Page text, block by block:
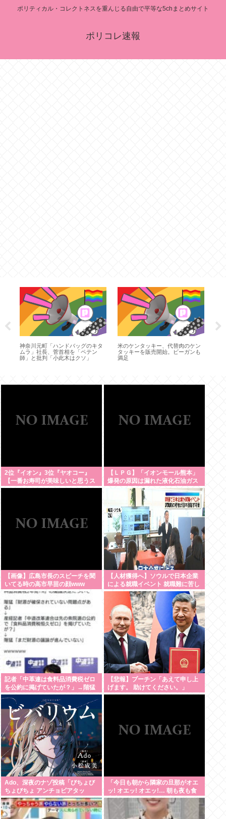
ポリティカル・コレクトネスを重んじる自由で平等な5chまとめサイト
ポリコレ速報
神奈川元町「ハンドバッグのキタ
ムラ」社長、菅首相を「ペテン
師」と批判「小此木はクソ」
米のケンタッキー、代替肉のケン
タッキーを販売開始。ビーガンも
満足
2位『イオン』3位『ヤオコー』
【一番お寿司が美味しいと思うス
ーパー】300名が選ぶ1位に
【ＬＰＧ】「イオンモール熊本」
爆発の原因は漏れた液化石油ガス
か…経産省、全国の大規模施設で
ガス供給設備の点検要請
【画像】広島市長のスピーチを聞
いてる時の高市早苗の顔www
【人材獲得へ】ソウルで日本企業
による就職イベント 就職難に苦し
む韓国の若者が日本に注目
記者「中革連は食料品消費税ゼロ
を公約に掲げていたが？」→階猛
氏「それは財源確保という条件付
き」
【悲報】プーチン「あえて申し上
げます。 助けてください。」
Ado、深夜のナゾ投稿「びちょび
ちょびちょ アンチョビアタッ
ク！」 SNSに反響広がる
「今日も朝から隣家の旦那がオエ
ッ! オエッ! オエッ!… 朝も夜も食
事中もかなりえづきの音がして不
愉快な1日が始まります…」